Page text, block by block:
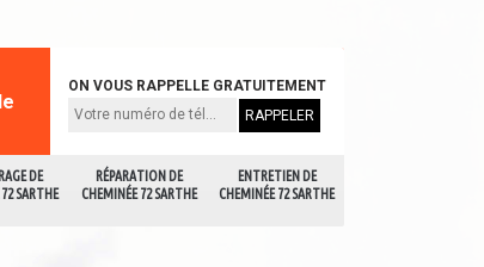
DE
SARTHE
RÉPARATION DE
CHEMINÉE 72 SARTHE
ENTRETIEN DE
CHEMINÉE 72 SARTHE
ON VOUS RAPPELLE GRATUITEMENT